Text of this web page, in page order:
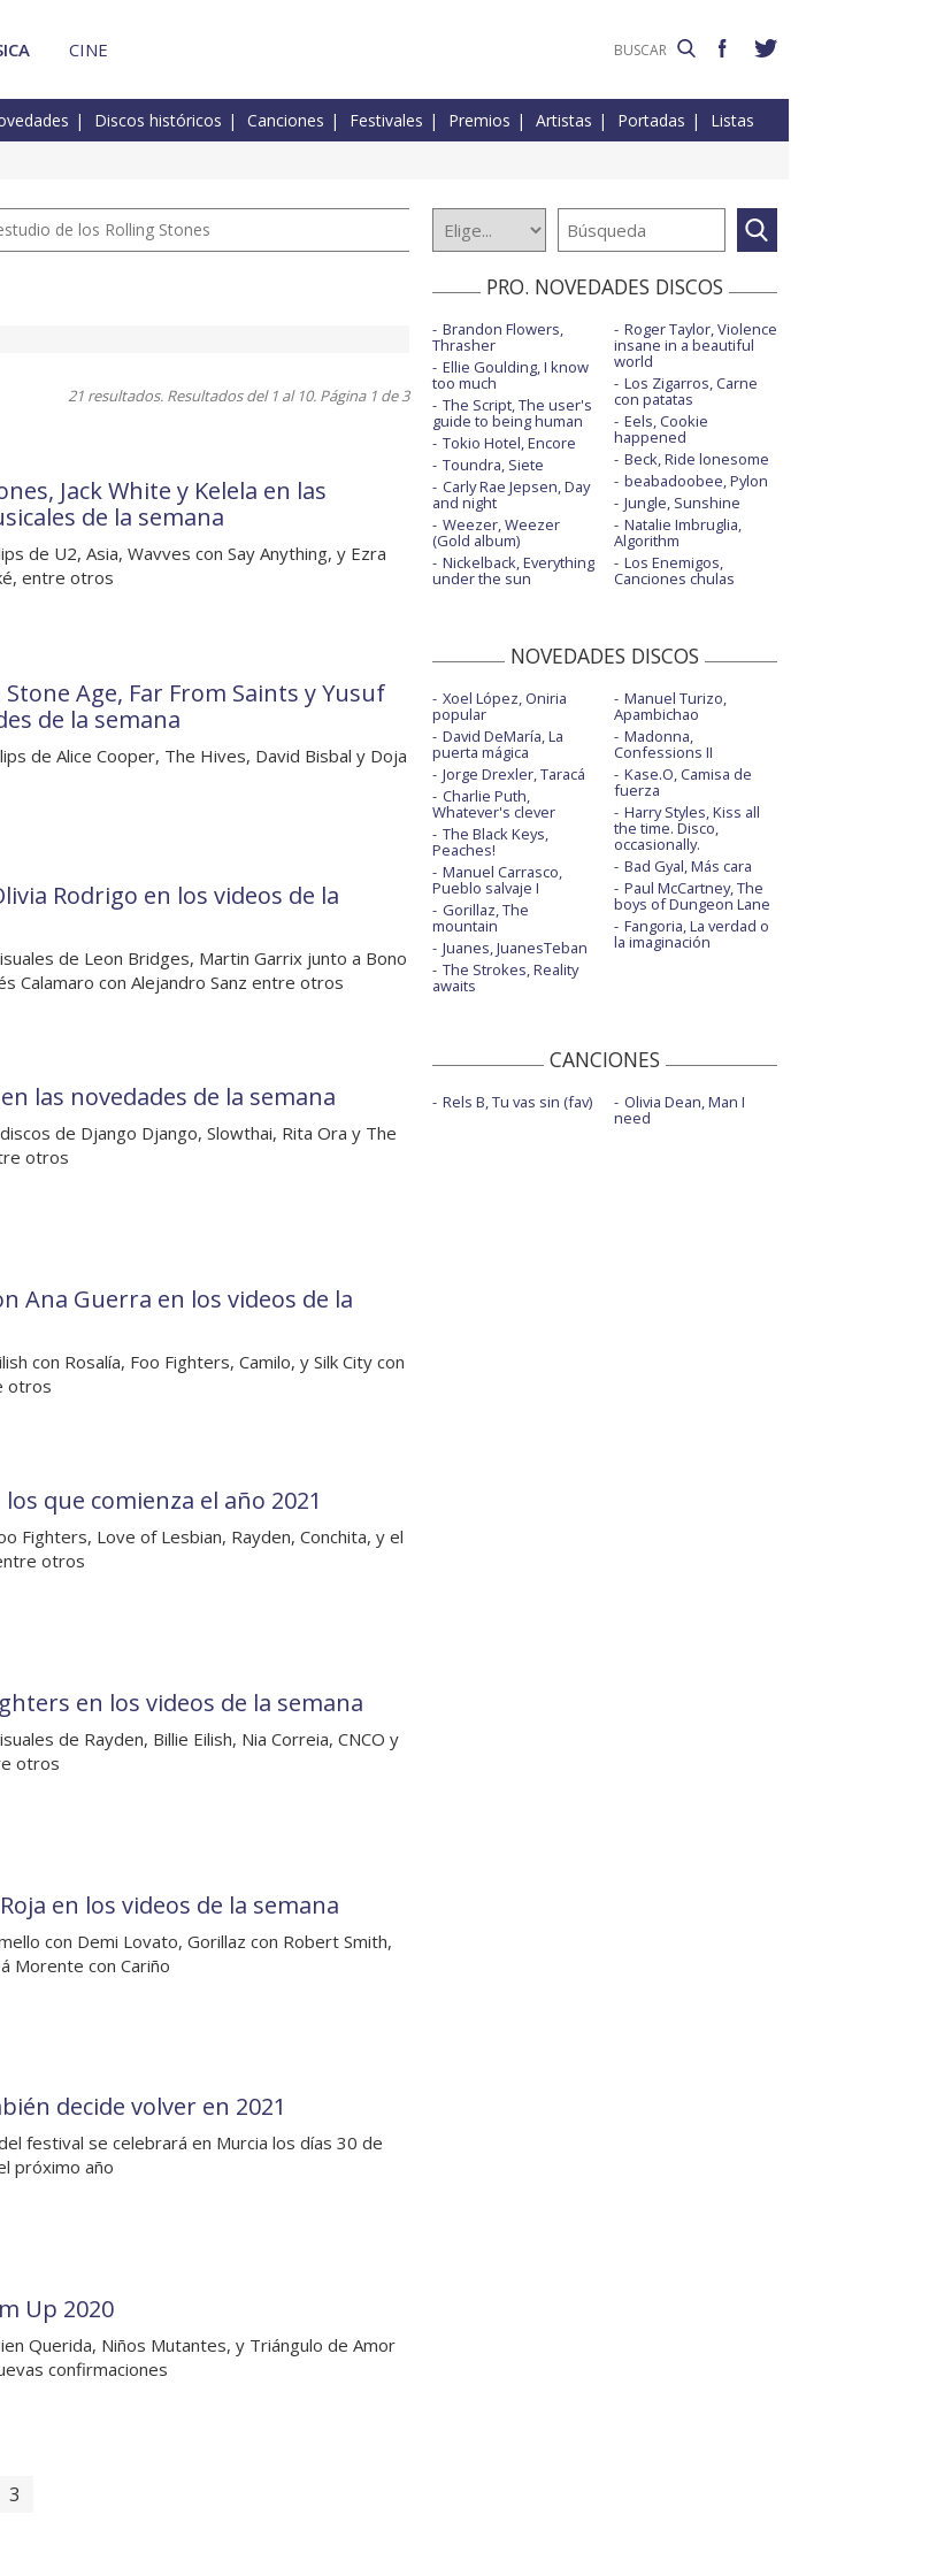
CINE
Discos históricos Canciones Festivales Premios Artistas Portadas Listas
de los Rolling Stones
21 resultados. Resultados del 1 al 10. Página 1 de 3
Jack White y Kelela en las
de la semana
de U2, Asia, Wavves con Say Anything, y Ezra
entre otros
Age, Far From Saints y Yusuf
de la semana
de Alice Cooper, The Hives, David Bisbal y Doja
Rodrigo en los videos de la
de Leon Bridges, Martin Garrix junto a Bono
Calamaro con Alejandro Sanz entre otros
las novedades de la semana
de Django Django, Slowthai, Rita Ora y The
otros
Ana Guerra en los videos de la
con Rosalía, Foo Fighters, Camilo, y Silk City con
otros
que comienza el año 2021
Fighters, Love of Lesbian, Rayden, Conchita, y el
otros
en los videos de la semana
de Rayden, Billie Eilish, Nia Correia, CNCO y
otros
en los videos de la semana
con Demi Lovato, Gorillaz con Robert Smith,
Morente con Cariño
decide volver en 2021
festival se celebrará en Murcia los días 30 de
próximo año
Up 2020
Querida, Niños Mutantes, y Triángulo de Amor
confirmaciones
3
PRO. NOVEDADES DISCOS
Brandon Flowers,
Thrasher
Ellie Goulding, I know
too much
The Script, The user's
guide to being human
Tokio Hotel, Encore
Toundra, Siete
Carly Rae Jepsen, Day
and night
Weezer, Weezer
(Gold album)
Nickelback, Everything
under the sun
Roger Taylor, Violence
insane in a beautiful
world
Los Zigarros, Carne
con patatas
Eels, Cookie
happened
Beck, Ride lonesome
beabadoobee, Pylon
Jungle, Sunshine
Natalie Imbruglia,
Algorithm
Los Enemigos,
Canciones chulas
NOVEDADES DISCOS
Xoel López, Oniria
popular
David DeMaría, La
puerta mágica
Jorge Drexler, Taracá
Charlie Puth,
Whatever's clever
The Black Keys,
Peaches!
Manuel Carrasco,
Pueblo salvaje I
Gorillaz, The
mountain
Juanes, JuanesTeban
The Strokes, Reality
awaits
Manuel Turizo,
Apambichao
Madonna,
Confessions II
Kase.O, Camisa de
fuerza
Harry Styles, Kiss all
the time. Disco,
occasionally.
Bad Gyal, Más cara
Paul McCartney, The
boys of Dungeon Lane
Fangoria, La verdad o
la imaginación
CANCIONES
Rels B, Tu vas sin (fav) Olivia Dean, Man I
need